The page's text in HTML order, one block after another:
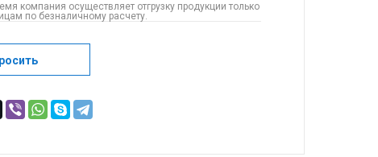
компания осуществляет отгрузку продукции только
по безналичному расчету.